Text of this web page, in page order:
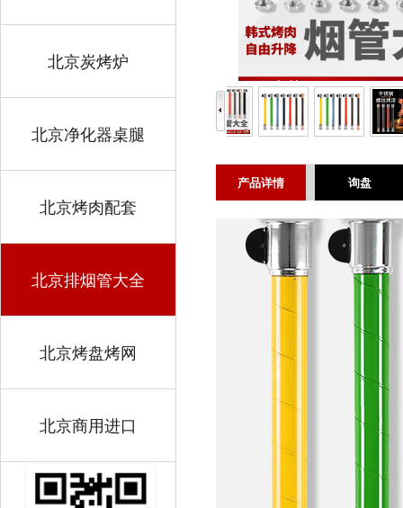
北京炭烤炉
北京净化器桌腿
北京烤肉配套
北京排烟管大全
北京烤盘烤网
北京商用进口
产品详情 询盘